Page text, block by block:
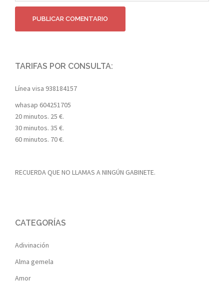
TARIFAS POR CONSULTA:
Línea visa 938184157
whasap 604251705
20 minutos. 25 €.
30 minutos. 35 €.
60 minutos. 70 €.
RECUERDA QUE NO LLAMAS A NINGÚN GABINETE.
CATEGORÍAS
Adivinación
Alma gemela
Amor